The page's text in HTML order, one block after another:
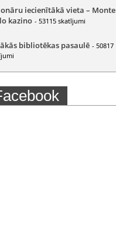
iecienītākā vieta – Monte
kazino - 53115 skatījumi
bibliotēkas pasaulē - 50817